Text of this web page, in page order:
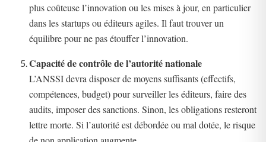
plus coûteuse l’innovation ou les mises à jour, en particulier
dans les startups ou éditeurs agiles. Il faut trouver un
équilibre pour ne pas étouffer l’innovation.
Capacité de contrôle de l’autorité nationale
L’ANSSI devra disposer de moyens suffisants (effectifs,
compétences, budget) pour surveiller les éditeurs, faire des
audits, imposer des sanctions. Sinon, les obligations resteront
lettre morte. Si l’autorité est débordée ou mal dotée, le risque